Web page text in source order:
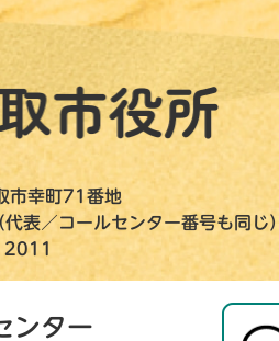
市幸町71番地
／コールセンター番号も同じ）
ンター